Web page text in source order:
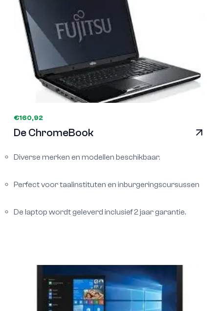
€160,92
De ChromeBook
Diverse merken en modellen beschikbaar.
Perfect voor taalinstituten en inburgeringscursussen
De laptop wordt geleverd inclusief 2 jaar garantie.